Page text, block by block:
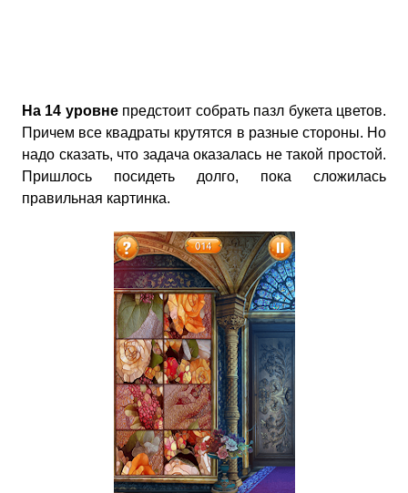
На 14 уровнепредстоит собрать пазл букета цветов.
Причем все квадраты крутятся в разные стороны. Но
надо сказать, что задача оказалась не такой простой.
Пришлось посидеть долго, пока сложилась
правильная картинка.